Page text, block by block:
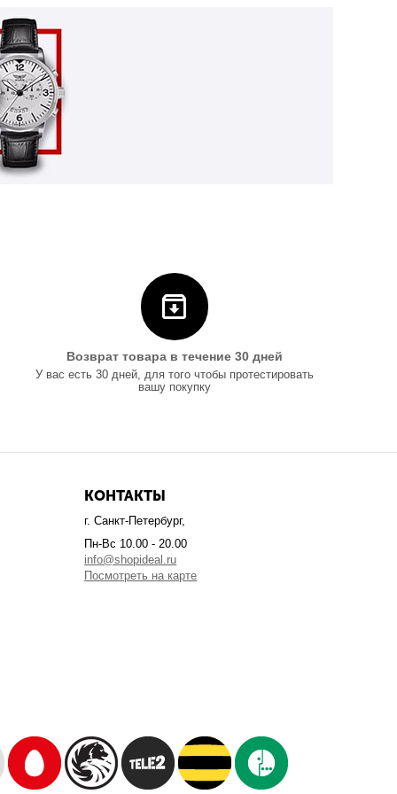
Возврат товара в течение 30 дней
У вас есть 30 дней, для того чтобы протестировать
вашу покупку
КОНТАКТЫ
г. Санкт-Петербург,
Пн-Вс 10.00 - 20.00
info@shopideal.ru
Посмотреть на карте